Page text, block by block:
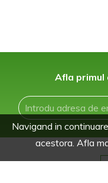
Afla primul
Navigand in
acestora. Afla